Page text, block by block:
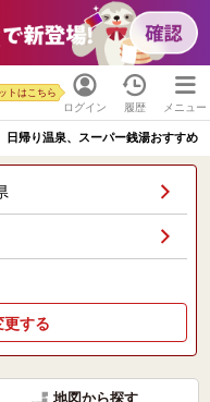
ログイン
トはこちら
履歴 メニュー
帰り温泉、スーパー銭湯おすすめ
更する
地図から探す